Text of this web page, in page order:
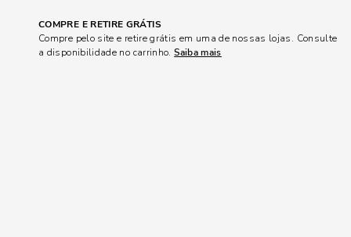
COMPRE E RETIRE GRÁTIS
Compre pelo site e retire grátis em uma de nossas lojas. Consulte
a disponibilidade no carrinho.Saiba mais